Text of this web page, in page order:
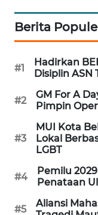
Berita
#1
Hadirkan
Disiplin
#2
GM For A
Pimpin
#3
MUI Kota
Lokal
LGBT
#4
Pemilu
Penataan
#5
Aliansi
NEWS
KRT
NEWS
JURNAL
MARITIM
HUMBANG
NEWS